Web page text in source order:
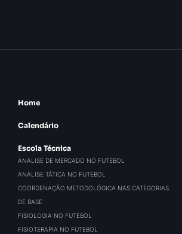
Home
Calendário
Escola Técnica
ANÁLISE DE MERCADO NO FUTEBOL
ANÁLISE TÁTICA NO FUTEBOL
COORDENAÇÃO METODOLÓGICA NAS CATEGORIAS
DE BASE
FISIOLOGIA NO FUTEBOL
FISIOTERAPIA NO FUTEBOL